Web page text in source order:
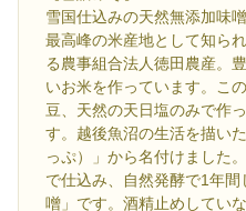
雪国仕込みの天然無添加味噌
最高峰の米産地として知ら
る農事組合法人徳田農産。
いお米を作っています。こ
豆、天然の天日塩のみで作
す。越後魚沼の生活を描い
っぷ）」から名付けました
で仕込み、自然発酵で1年
噌」です。酒精止めしてい